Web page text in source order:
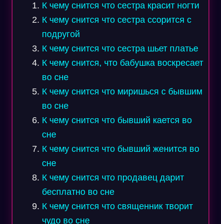
К чему снится что сестра красит ногти
К чему снится что сестра ссорится с
подругой
К чему снится что сестра шьет платье
К чему снится, что бабушка воскресает
во сне
К чему снится что миришься с бывшим
во сне
К чему снится что бывший кается во
сне
К чему снится что бывший женится во
сне
К чему снится что продавец дарит
бесплатно во сне
К чему снится что священник творит
чудо во сне